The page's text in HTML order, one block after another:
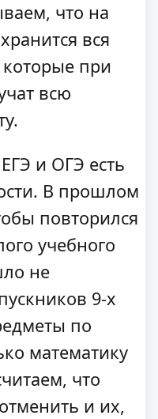
что на
вся
которые при
всю
и ОГЭ есть
В прошлом
повторился
учебного
не
9-х
по
математику
что
и их,